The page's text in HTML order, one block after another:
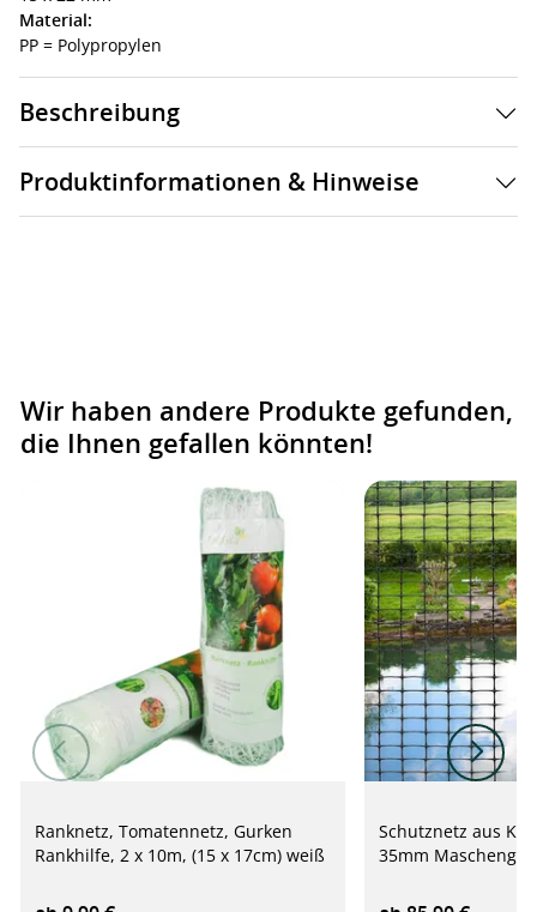
Material:
PP = Polypropylen
Beschreibung
Produktinformationen & Hinweise
Wir haben andere Produkte gefunden,
die Ihnen gefallen könnten!
Ranknetz, Tomatennetz, Gurken
Rankhilfe, 2 x 10m, (15 x 17cm) weiß
Schutznetz aus
35mm